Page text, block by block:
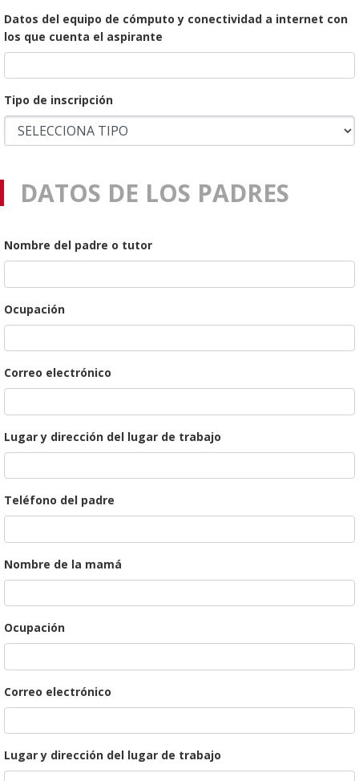
Datos del equipo de cómputo y conectividad a internet con
los que cuenta el aspirante
Tipo de inscripción
DATOS DE LOS PADRES
Nombre del padre o tutor
Ocupación
Correo electrónico
Lugar y dirección del lugar de trabajo
Teléfono del padre
Nombre de la mamá
Ocupación
Correo electrónico
Lugar y dirección del lugar de trabajo